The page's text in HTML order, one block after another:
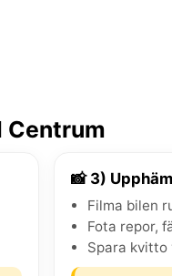
Centrum
📸 3)
Filma bilen
Fota repor,
Spara kvitto